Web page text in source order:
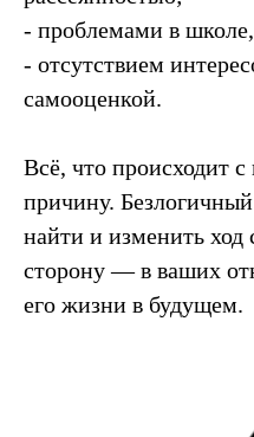
- проблемами в
- отсутствием
самооценкой.
Всё, что происходит
причину.
найти и изменить
сторону — в ваших
его жизни в будущем.